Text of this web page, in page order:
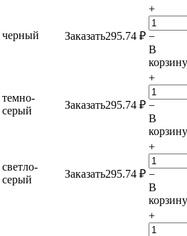
черный Заказать295.74 ₽
+
−
В
корзину
темно-
серый
Заказать295.74 ₽
+
−
В
корзину
светло-
серый
Заказать295.74 ₽
+
−
В
корзину
+